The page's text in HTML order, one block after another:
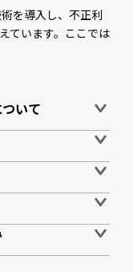
を導入し、不正利
ています。ここでは
いて